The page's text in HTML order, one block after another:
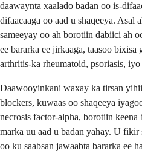
daawaynta xaalado badan oo is-
difaacaaga oo aad u shaqeeya. Asal
sameeyay oo ah borotiin dabiici ah
ee bararka ee jirkaaga, taasoo
arthritis-ka rheumatoid, psoriasis,
Daawooyinkani waxay ka tirsan
blockers, kuwaas oo shaqeeya
necrosis factor-alpha, borotiin keena
marka uu aad u badan yahay. U
oo ku saabsan jawaabta bararka ee